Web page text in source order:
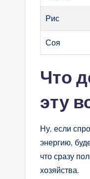
Рис
Соя
Что
эту
Ну, если
энергию,
что сразу
хозяйства.